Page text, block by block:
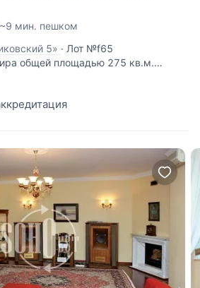
~9 мин. пешком
5» · Лот №f65
общей площадью 275 кв.м.
отделка в стиле
стиля хай-тек. Просторная,
окнами, выходящими в Молочный